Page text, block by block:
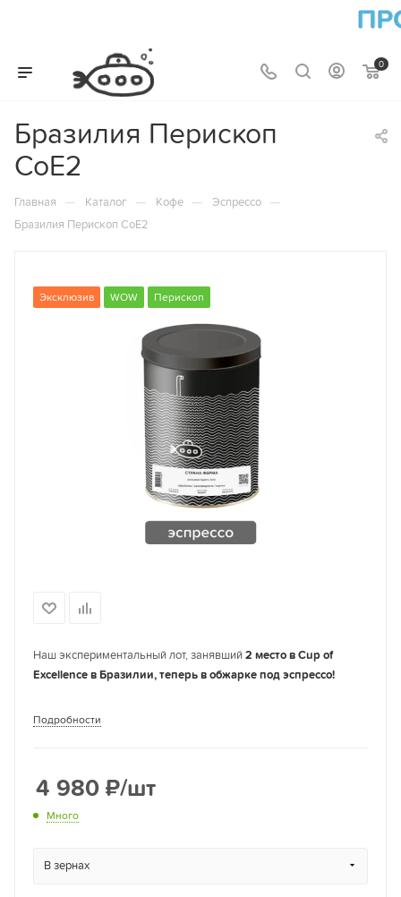
0
Бразилия Перископ
CoE2
Главная — Каталог — Кофе — Эспрессо —
Бразилия Перископ CoE2
Эксклюзив WOW Перископ
Наш экспериментальный лот, занявший 2 место в Cup of
Excellence в Бразилии, теперь в обжарке под эспрессо!
Подробности
4 980 ₽/шт
Много
В зернах